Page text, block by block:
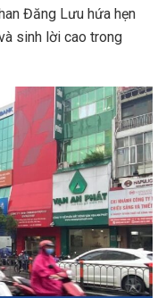
Đăng Lưu hứa hẹn
sinh lời cao trong